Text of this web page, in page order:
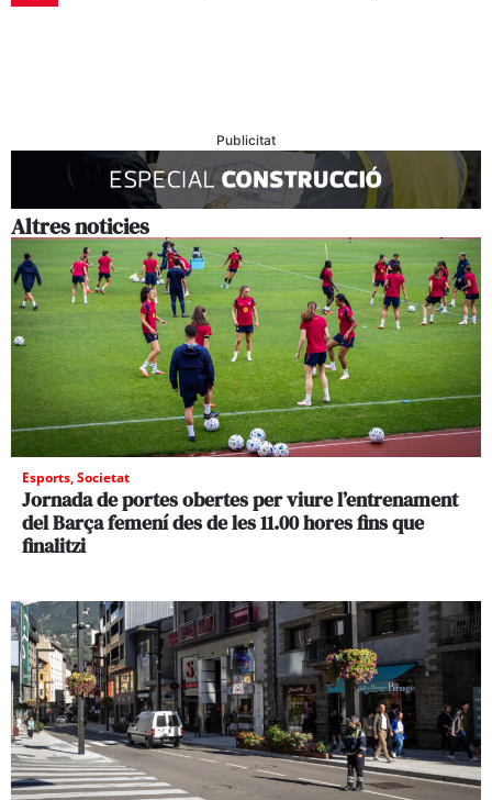
Publicitat
Altres noticies
Esports,Societat
Jornada de portes obertes per viure l’entrenament
del Barça femení des de les 11.00 hores fins que
finalitzi